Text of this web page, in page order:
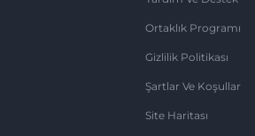
Ortaklık Programı
Gizlilik Politikası
Şartlar Ve Koşullar
Site Haritası